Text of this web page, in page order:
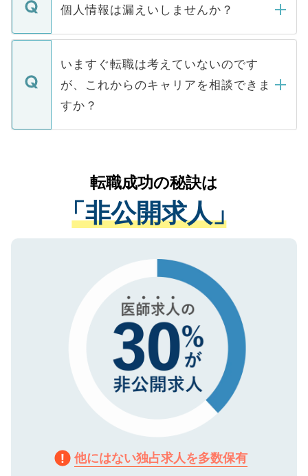
■応募殺到を避けるため 人気のある医療機
関を公にしてしまうと、応募が殺到する場
に、医療機関が求める条件に合った人材の
みを人材紹介会社に依頼するケースが増え
ています。
ん。また、仮に応募先から内定をいただい
定を承諾する必要はありません。内定先へ
の辞退の連絡はキャリアパートナーが行い
ますので、ご安心ください。
個人情報は漏えいしませんか？
個人情報が漏えいすることはありませんの
で、ご安心ください。当サイトからの登録
などで収集したご登録者様の個人情報は、
ご本人のキャリアアップおよび転職活動の
支援を目的に使用いたします。お預かりし
ているすべての個人データはご本人の許可
は、個人情報の取り扱いについての厳密な
管理基準を満たした事業者のみに付与され
る、プライバシーマークを取得済みです。
ご登録いただいた個人情報は、SSL（デー
で、機密保持に関してもご安心ください。
いますぐ転職は考えていないのです
が、これからのキャリアを相談できま
すか？
かがいして、現在の医療機関の状況や紹介
経験をまじえながら、適切なアドバイスを
させていただきます。すぐにご転職をされ
ない方には、長期的なサポートが可能です
ので、まずはご登録ください。
転職成功の秘訣は
「非公開求人」
他にはない独占求人を多数保有